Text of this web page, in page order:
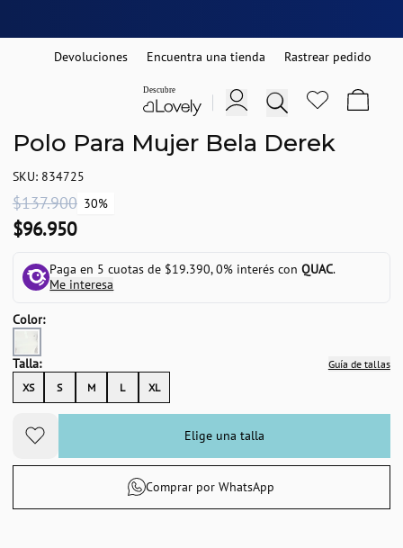
Devoluciones Encuentra una tienda Rastrear pedido
Polo Para Mujer Bela Derek
SKU: 834725
$137.900 30%
$96.950
Paga en 5 cuotas de $19.390, 0% interés conQUAC.
Me interesa
Color:
Talla:
Guía de tallas
XS
S M L XL
Elige una talla
Comprar por WhatsApp